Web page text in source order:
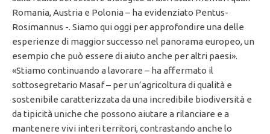
Romania, Austria e Polonia – ha evidenziato Pentus-
Rosimannus -. Siamo qui oggi per approfondire una delle
esperienze di maggior successo nel panorama europeo, un
esempio che può essere di aiuto anche per altri paesi».
«Stiamo continuando a lavorare – ha affermato il
sottosegretario Masaf – per un’agricoltura di qualità e
sostenibile caratterizzata da una incredibile biodiversità e
da tipicità uniche che possono aiutare a rilanciare e a
mantenere vivi interi territori, contrastando anche lo